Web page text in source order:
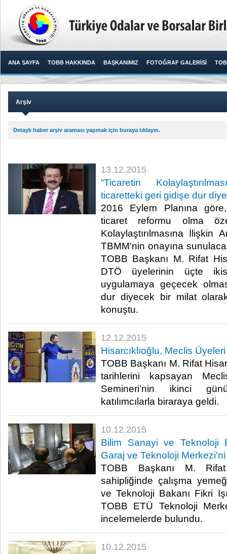
ANA SAYFA TOBB HAKKINDA BAŞKANIMIZ FOTOĞRAF GALERİSİ
Arşiv
Detaylı haber arşiv araması yapmak için buraya tıklayın.
13.12.2015
“Ticaretin
ticaretteki geri gidişe dur
2016 Eylem Planına
ticaret reformu olma
Kolaylaştırılmasına İlişkin
TBMM'nin onayına
TOBB Başkanı M. Rifat
DTÖ üyelerinin üçte
uygulamaya geçecek
dur diyecek bir milat
konuştu.​
12.12.2015
Hisarcıklıoğlu, Meclis
TOBB Başkanı M. Rifat
tarihlerini kapsayan
Semineri’nin ikinci
katılımcılarla biraraya geldi.​
10.12.2015
Bilim Sanayi ve Teknoloji
Garaj ve Teknoloji
TOBB Başkanı M. Rifat
sahipliğinde çalışma
ve Teknoloji Bakanı Fikri
TOBB ETÜ Teknoloji
incelemelerde bulundu.​
10.12.2015